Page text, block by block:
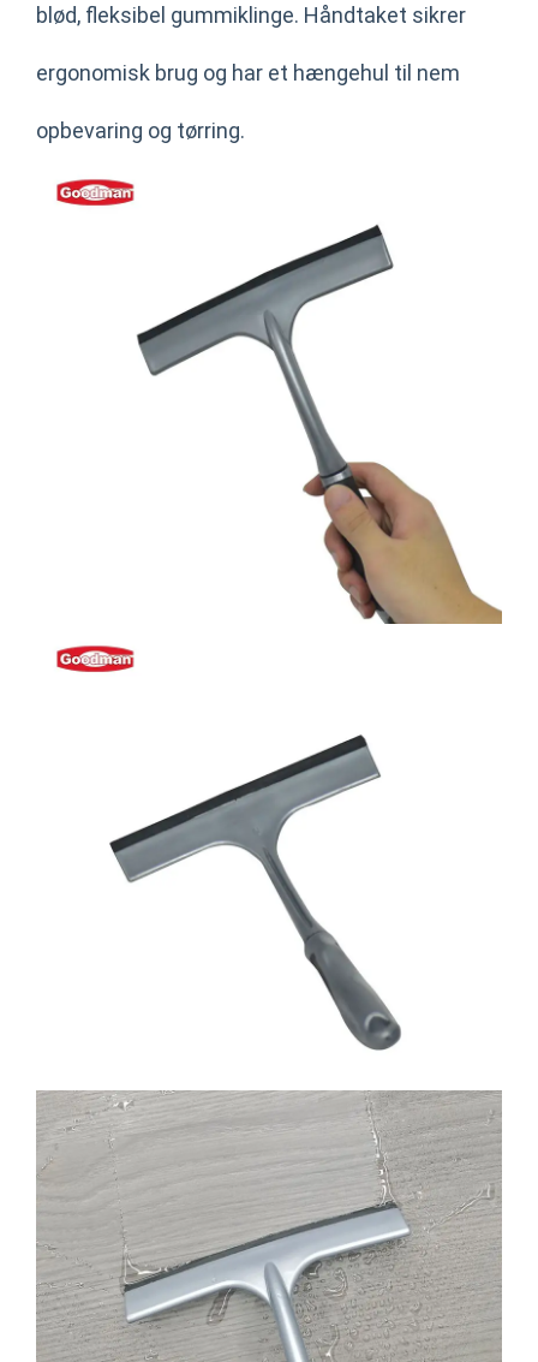
blød, fleksibel gummiklinge. Håndtaket sikrer
ergonomisk brug og har et hængehul til nem
opbevaring og tørring.